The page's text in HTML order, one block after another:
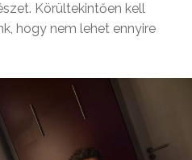
Körültekintően kell
hogy nem lehet ennyire